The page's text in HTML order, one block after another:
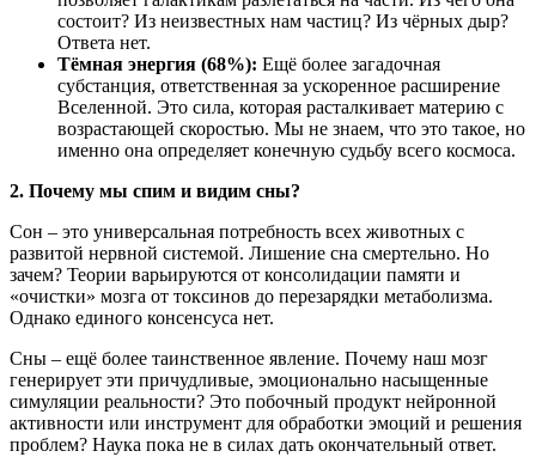
состоит? Из неизвестных нам частиц? Из чёрных дыр?
Ответа нет.
Тёмная энергия (68%): Ещё более загадочная
субстанция, ответственная за ускоренное расширение
Вселенной. Это сила, которая расталкивает материю с
возрастающей скоростью. Мы не знаем, что это такое, но
именно она определяет конечную судьбу всего космоса.
2. Почему мы спим и видим сны?
Сон – это универсальная потребность всех животных с
развитой нервной системой. Лишение сна смертельно. Но
зачем? Теории варьируются от консолидации памяти и
«очистки» мозга от токсинов до перезарядки метаболизма.
Однако единого консенсуса нет.
Сны – ещё более таинственное явление. Почему наш мозг
генерирует эти причудливые, эмоционально насыщенные
симуляции реальности? Это побочный продукт нейронной
активности или инструмент для обработки эмоций и решения
проблем? Наука пока не в силах дать окончательный ответ.